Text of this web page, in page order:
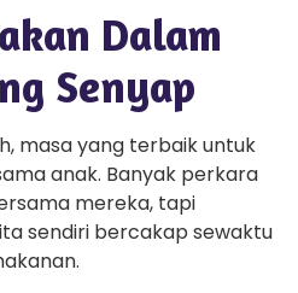
Dalam
Senyap
masa yang terbaik untuk
anak. Banyak perkara
mereka, tapi
sendiri bercakap sewaktu